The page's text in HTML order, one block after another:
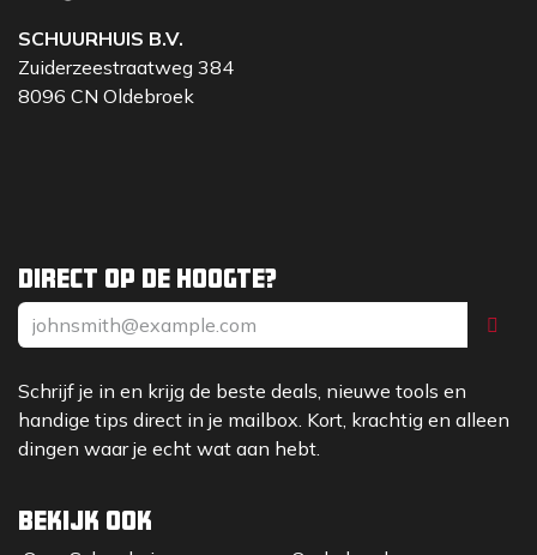
Direct op de hoogte?
Schrijf je in en krijg de beste deals, nieuwe tools en
handige tips direct in je mailbox. Kort, krachtig en alleen
dingen waar je echt wat aan hebt.
Bekijk ook
SCHUURHUIS B.V.
Zuiderzeestraatweg 384
8096 CN Oldebroek